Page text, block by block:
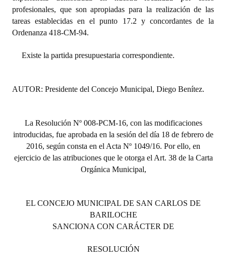
profesionales, que son apropiadas para la realización de las
tareas establecidas en el punto 17.2 y concordantes de la
Ordenanza 418-CM-94.
Existe la partida presupuestaria correspondiente.
AUTOR: Presidente del Concejo Municipal, Diego Benítez.
La Resolución Nº 008-PCM-16, con las modificaciones
introducidas, fue aprobada en la sesión del día 18 de febrero de
2016, según consta en el Acta Nº 1049/16. Por ello, en
ejercicio de las atribuciones que le otorga el Art. 38 de la Carta
Orgánica Municipal,
EL CONCEJO MUNICIPAL DE SAN CARLOS DE
BARILOCHE
SANCIONA CON CARÁCTER DE
RESOLUCIÓN